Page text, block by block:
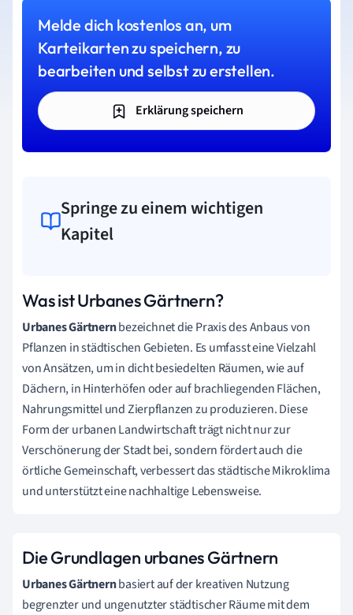
Melde dich kostenlos an, um
Karteikarten zu speichern, zu
bearbeiten und selbst zu erstellen.
Erklärung speichern
Springe zu einem wichtigen
Kapitel
Was ist Urbanes Gärtnern?
Urbanes Gärtnernbezeichnet die Praxis des Anbaus von
Pflanzen in städtischen Gebieten. Es umfasst eine Vielzahl
von Ansätzen, um in dicht besiedelten Räumen, wie auf
Dächern, in Hinterhöfen oder auf brachliegenden Flächen,
Nahrungsmittel und Zierpflanzen zu produzieren. Diese
Form der urbanen Landwirtschaft trägt nicht nur zur
Verschönerung der Stadt bei, sondern fördert auch die
örtliche Gemeinschaft, verbessert das städtische Mikroklima
und unterstützt eine nachhaltige Lebensweise.
Die Grundlagen urbanes Gärtnern
Urbanes Gärtnernbasiert auf der kreativen Nutzung
begrenzter und ungenutzter städtischer Räume mit dem